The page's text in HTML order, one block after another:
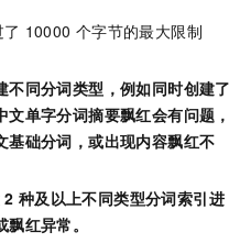
10000 个字节的最大限制
同分词类型，例如同时创建了
单字分词摘要飘红会有问题，
基础分词，或出现内容飘红不
2 种及以上不同类型分词索引进
红异常。